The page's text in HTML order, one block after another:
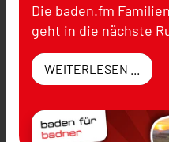
Die baden.fm
geht in die nächste
WEITERLESEN ...